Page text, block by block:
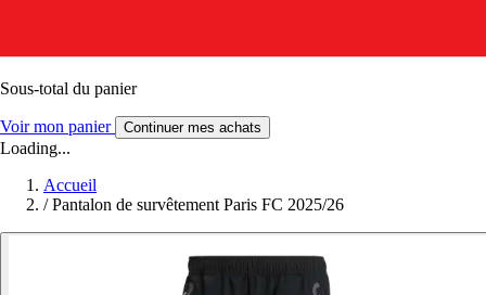
Sous-total du panier
Voir mon panier Continuer mes achats
Loading...
Accueil
/ Pantalon de survêtement Paris FC 2025/26